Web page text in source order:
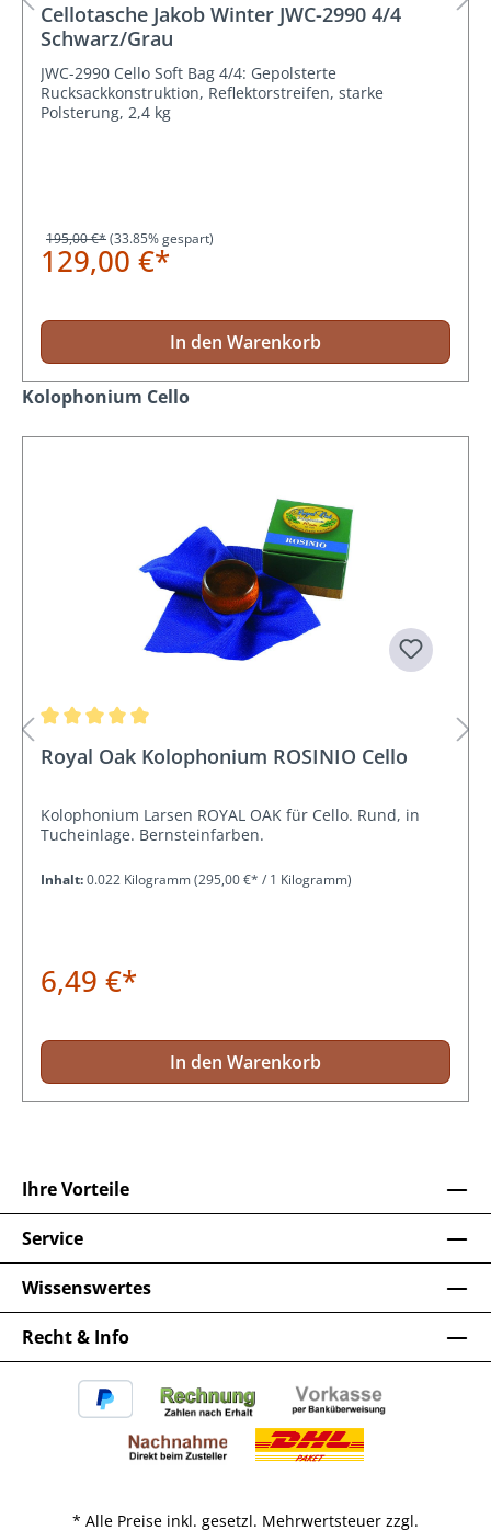
Cellotasche Jakob Winter JWC-2990 4/4
Schwarz/Grau
JWC-2990 Cello Soft Bag 4/4: Gepolsterte
Rucksackkonstruktion, Reflektorstreifen, starke
Polsterung, 2,4 kg
195,00 €*(33.85% gespart)
129,00 €*
In den Warenkorb
Produktgalerie überspringen
Kolophonium Cello
Royal Oak Kolophonium ROSINIO Cello
Kolophonium Larsen ROYAL OAK für Cello. Rund, in
Tucheinlage. Bernsteinfarben.
Inhalt:0.022 Kilogramm(295,00 €* / 1 Kilogramm)
6,49 €*
In den Warenkorb
Recht & Info
Ihre Vorteile
Service
Wissenswertes
* Alle Preise inkl. gesetzl. Mehrwertsteuer zzgl.